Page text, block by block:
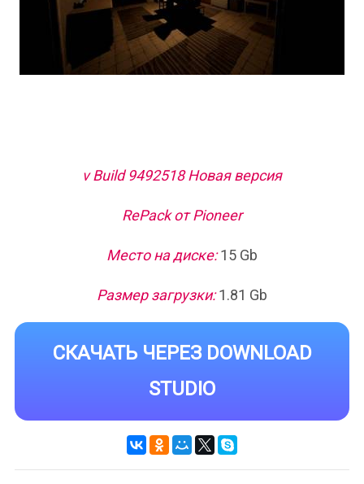
v Build 9492518 Новая версия
RePack от Pioneer
Место на диске:15 Gb
Размер загрузки:1.81 Gb
СКАЧАТЬ ЧЕРЕЗ DOWNLOAD
STUDIO